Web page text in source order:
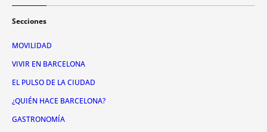
Secciones
MOVILIDAD
VIVIR EN BARCELONA
EL PULSO DE LA CIUDAD
¿QUIÉN HACE BARCELONA?
GASTRONOMÍA